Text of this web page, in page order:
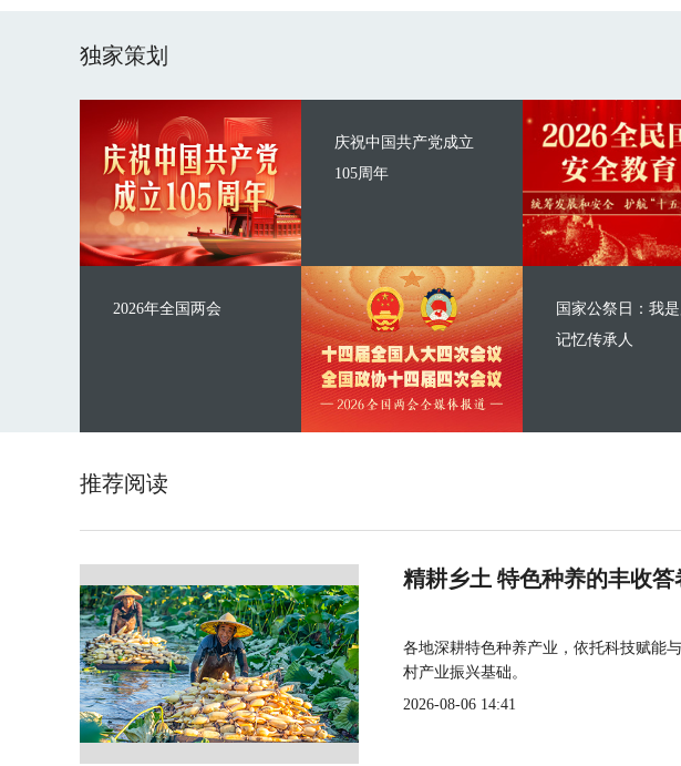
独家策划
庆祝中国共产党成立
105周年
2026年全国两会
国家公祭日：我
记忆传承人
推荐阅读
精耕乡土 特色种养的丰收答
各地深耕特色种养产业，依托科技赋能
村产业振兴基础。
2026-08-06 14:41